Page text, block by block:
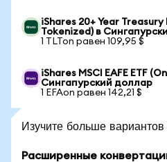
iShares 20+ Year Treasury
Tokenized) в
1 TLTon равен 109,95 $
iShares MSCI EAFE ETF
Сингапурский доллар
1 EFAon равен 142,21 $
Изучите больше вариантов
Расширенные